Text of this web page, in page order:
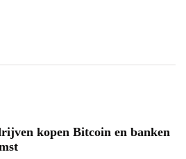
kopen Bitcoin en banken